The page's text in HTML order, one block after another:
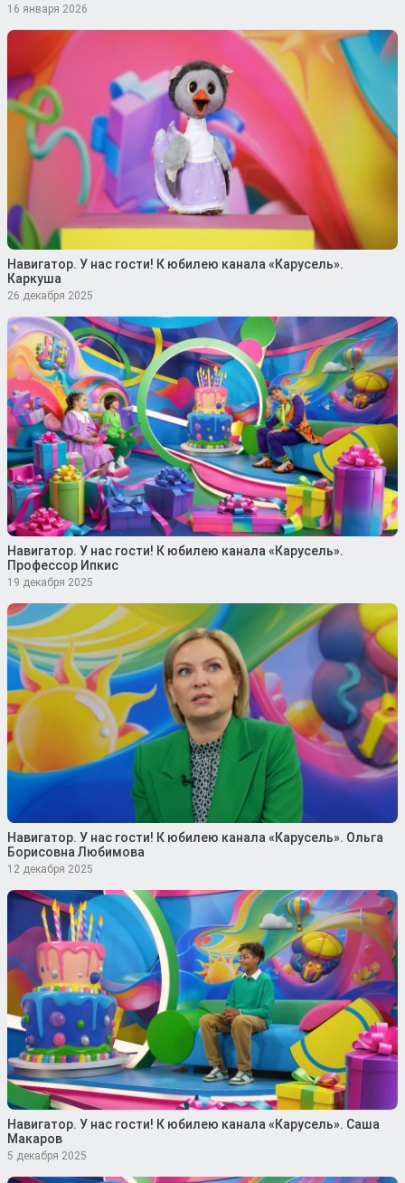
16 января 2026
Навигатор. У нас гости! К юбилею канала «Карусель».
Каркуша
26 декабря 2025
Навигатор. У нас гости! К юбилею канала «Карусель».
Профессор Ипкис
19 декабря 2025
Навигатор. У нас гости! К юбилею канала «Карусель». Ольга
Борисовна Любимова
12 декабря 2025
Навигатор. У нас гости! К юбилею канала «Карусель». Саша
Макаров
5 декабря 2025